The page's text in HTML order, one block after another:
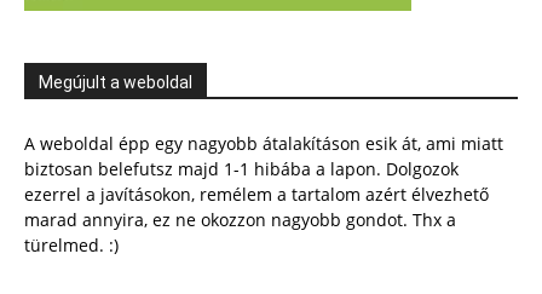
Megújult a weboldal
A weboldal épp egy nagyobb átalakításon esik át, ami miatt
biztosan belefutsz majd 1-1 hibába a lapon. Dolgozok
ezerrel a javításokon, remélem a tartalom azért élvezhető
marad annyira, ez ne okozzon nagyobb gondot. Thx a
türelmed. :)